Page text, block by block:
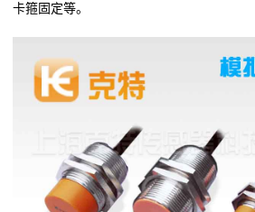
卡箍固定等。